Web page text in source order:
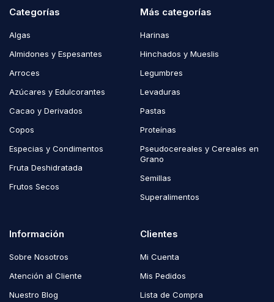
Categorías
Algas
Almidones y Espesantes
Arroces
Azúcares y Edulcorantes
Cacao y Derivados
Copos
Especias y Condimentos
Fruta Deshidratada
Frutos Secos
Más categorías
Harinas
Hinchados y Mueslis
Legumbres
Levaduras
Pastas
Proteínas
Pseudocereales y Cereales en
Grano
Semillas
Superalimentos
Información
Sobre Nosotros
Atención al Cliente
Nuestro Blog
Clientes
Mi Cuenta
Mis Pedidos
Lista de Compra